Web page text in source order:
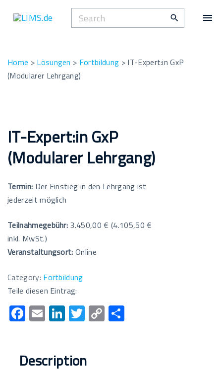
e
Home > Lösungen > Fortbildung > IT-Expert:in GxP
(Modularer Lehrgang)
IT-Expert:in GxP
(Modularer Lehrgang)
Termin: Der Einstieg in den Lehrgang ist
jederzeit möglich
Teilnahmegebühr: 3.450,00 € (4.105,50 €
inkl. MwSt.)
Veranstaltungsort: Online
Category: Fortbildung
Teile diesen Eintrag:
F
ac
b
E
m
Li
n
e
T
wi
er
C
o
Description